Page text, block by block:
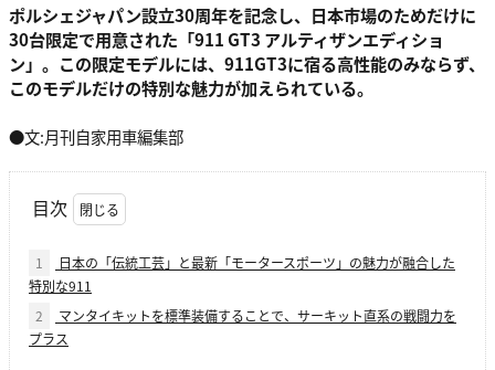
ポルシェジャパン設立30周年を記念し、日本市場のためだけに
30台限定で用意された「911 GT3 アルティザンエディショ
ン」。この限定モデルには、911GT3に宿る高性能のみならず、
このモデルだけの特別な魅力が加えられている。
●文:月刊自家用車編集部
目次
1
日本の「伝統工芸」と最新「モータースポーツ」の魅力が融合した
特別な911
2
マンタイキットを標準装備することで、サーキット直系の戦闘力を
プラス